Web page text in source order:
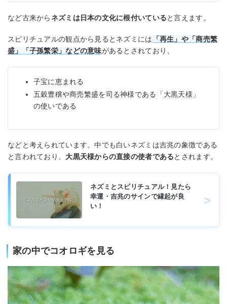
など古来からネズミは日本の文化に根付いていると言えます。
スピリチュアルの観点から見るとネズミには
「再生」や「商売繁
盛」「子孫繁栄」などの意味があるとされており、
子宝に恵まれる
五穀豊穣や商売繁盛を司る神様である「大黒天様」
の使いである
などと考えられています。中でも白いネズミは吉兆の象徴である
と言われており、 大黒天様からの直接の使者であるとされます。
ネズミとスピリチュアル！見たら
幸運・吉兆のサインで縁起が良
い！
家の中でコオロギを見る